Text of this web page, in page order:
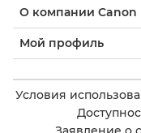
О компании Canon
Мой профиль
Условия